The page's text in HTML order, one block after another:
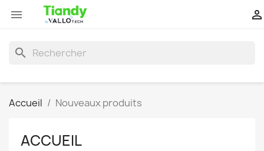
 
search
Accueil Nouveaux produits
ACCUEIL